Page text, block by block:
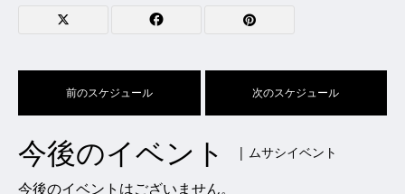
前のスケジュール 次のスケジュール
今後のイベント | ムサシイベント
今後のイベントはございません。